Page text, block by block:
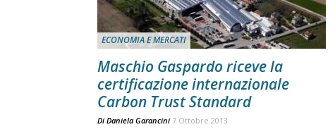
ECONOMIA E MERCATI
Maschio Gaspardo riceve la
certificazione internazionale
Carbon Trust Standard
Di Daniela Garancini 7 Ottobre 2013